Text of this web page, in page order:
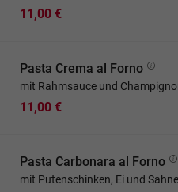
11,00 €
Pasta Crema al Forno
mit Rahmsauce und
11,00 €
Pasta Carbonara al Forno
mit Putenschinken, Ei und